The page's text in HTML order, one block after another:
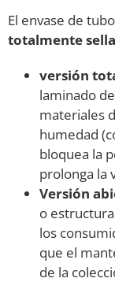
El envase de
totalmente
versión
laminado
materiales
humedad
bloquea la
prolonga la
Versión
o
los
que el
de la